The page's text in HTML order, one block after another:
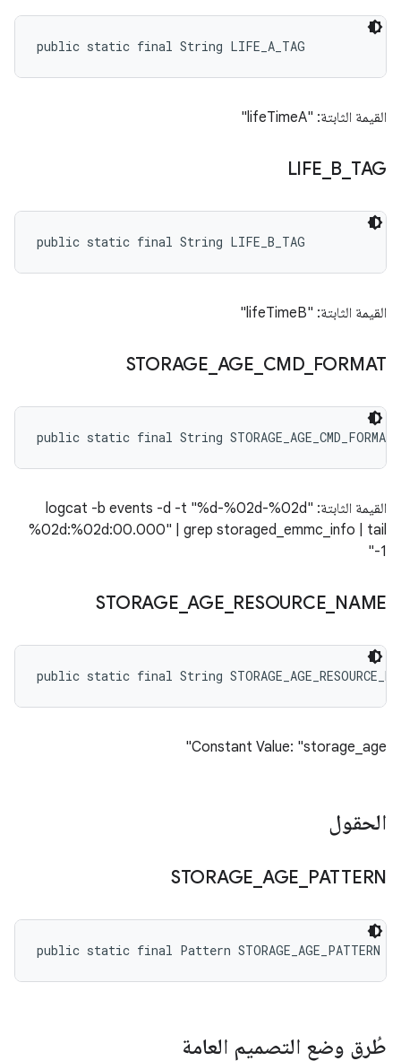
public static final String LIFE_A_TAG
القيمة الثابتة: "lifeTimeA"
LIFE B TAG
public static final String LIFE_B_TAG
القيمة الثابتة: "lifeTimeB"
STORAGE AGE CMD_ FORMAT
public static final String STORAGE_AGE_CMD_FORMAT
القيمة الثابتة: "logcat -b events -d -t "%d-%02d-%02d
%02d:%02d:00.000" | grep storaged_emmc_info | tail
-1"
STORAGE _AGE RESOURCE NAME
public static final String
Constant Value: "storage_age"
الحقول
STORAGE AGE PATTERN
public static final Pattern STORAGE_AGE_PATTERN
طُرق وضع التصميم العامة